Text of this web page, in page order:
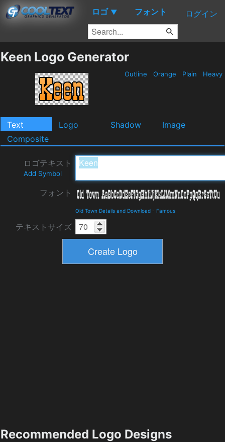
ロゴ ▼ フォント ログイン
Keen Logo Generator
Outline Orange Plain Heavy
Text Logo Shadow
Image
Composite
ロゴテキスト
Add Symbol
フォント
Old Town Details and Download - Famous
テキストサイズ
Recommended Logo Designs